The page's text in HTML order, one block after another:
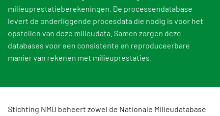
milieuprestatieberekeningen. De processendatabase
levert de onderliggende procesdata die nodig is voor het
opstellen van deze milieudata. Samen zorgen deze
databases voor een consistente en reproduceerbare
manier van rekenen met milieuprestaties.
Stichting NMD beheert zowel de Nationale Milieudatabase